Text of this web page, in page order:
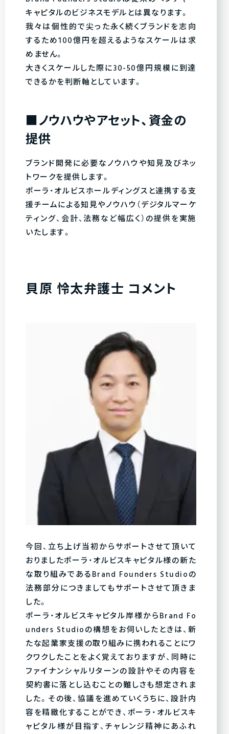
キャピタルのビジネスモデルとは異なります。
我々は個性的で尖った永く続くブランドを志向
するため100億円を超えるようなスケールは求
めません。
大きくスケールした際に30-50億円規模に到達
できるかを判断軸としています。
■ノウハウやアセット、資金の
提供
ブランド開発に必要なノウハウや知見及びネッ
トワークを提供します。
ポーラ・オルビスホールディングスと連携する支
援チームによる知見やノウハウ（デジタルマーケ
ティング、会計、法務など幅広く）の提供を実施
いたします。
貝原 怜太弁護士 コメント
今回、立ち上げ当初からサポートさせて頂いて
おりましたポーラ・オルビスキャピタル様の新た
な取り組みであるBrand Founders Studioの
法務部分につきましてもサポートさせて頂きま
した。
ポーラ・オルビスキャピタル岸様からBrand Fo
unders Studioの構想をお伺いしたときは、新
たな起業家支援の取り組みに携われることにワ
クワクしたことをよく覚えておりますが、同時に
ファイナンシャルリターンの設計やその内容を
契約書に落とし込むことの難しさも想定されま
した。その後、協議を進めていくうちに、設計内
容を精緻化することができ、ポーラ・オルビスキ
ャピタル様が目指す、チャレンジ精神にあふれ